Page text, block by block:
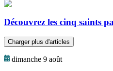
Découvrez les cinq saints
Charger plus d'articles
dimanche 9 août